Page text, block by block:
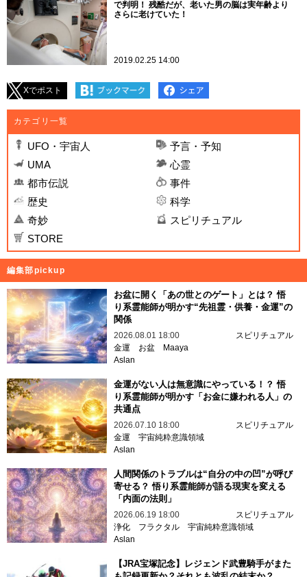
で判明！ 残酷だが、老いた男の脳は実年齢より
さらに老けていた！
2019.02.25 14:00
Xでポスト
カテゴリ一覧
UFO・宇宙人
予言・予知
UMA
心霊
都市伝説
事件
歴史
科学
奇妙
スピリチュアル
STORE
編集部pickup
お盆に開く「あの世とのゲート」とは？ 悟
り系霊能師が明かす“先祖霊・供養・金運”の
関係
2026.08.01 18:00
スピリチュアル
金運
お盆
Maaya
Aslan
金運がない人は無意識にやっている！？ 悟
り系霊能師が明かす「お金に嫌われる人」の
共通点
2026.07.10 18:00
スピリチュアル
金運 宇宙純粋意識領域
Aslan
人間関係のトラブルは“自分の中の凹”が呼び
寄せる？ 悟り系霊能師が語る現実を変える
「内面の法則」
2026.06.19 18:00
スピリチュアル
浄化
フラクタル 宇宙純粋意識領域
Aslan
【JRA宝塚記念】レジェンド武豊騎手がまた